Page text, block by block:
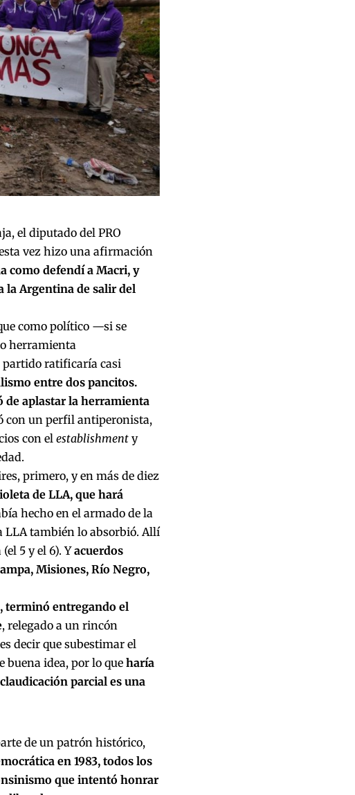
el diputado del PRO
vez hizo una afirmación
como defendí a Macri, y
la Argentina de salir del
como político —si se
herramienta
partido ratificaría casi
entre dos pancitos.
de aplastar la herramienta
con un perfil antiperonista,
con el establishmenty
primero, y en más de diez
de LLA, que hará
hecho en el armado de la
LLA también lo absorbió. Allí
5 y el 6). Yacuerdos
Misiones, Río Negro,
terminó entregando el
, relegado a un rincón
decir que subestimar el
idea, por lo que haría
parcial es una
de un patrón histórico,
en 1983, todos los
que intentó honrar